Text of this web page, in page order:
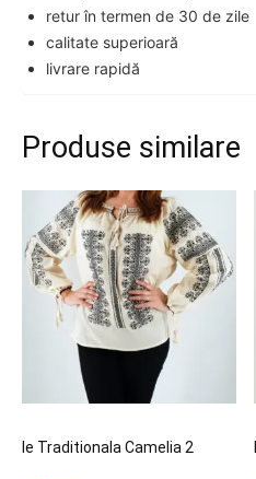
retur în termen de 30 de zile
calitate superioară
livrare rapidă
Produse similare
Ie Traditionala Camelia 2